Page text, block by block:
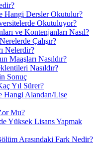
Hangi Dersler Okutulur?
Okutuluyor?
ve Kontenjanları Nasıl?
Çalışır?
Nelerdir?
Maaşları Nasıldır?
Nasıldır?
Sonuç
Yıl Sürer?
Hangi Alandan/Lise
Mu?
Yüksek Lisans Yapmak
Arasındaki Fark Nedir?